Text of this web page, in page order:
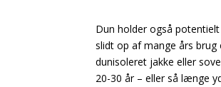
Dun holder også
slidt op af mange års
dunisoleret jakke eller
20-30 år – eller så længe